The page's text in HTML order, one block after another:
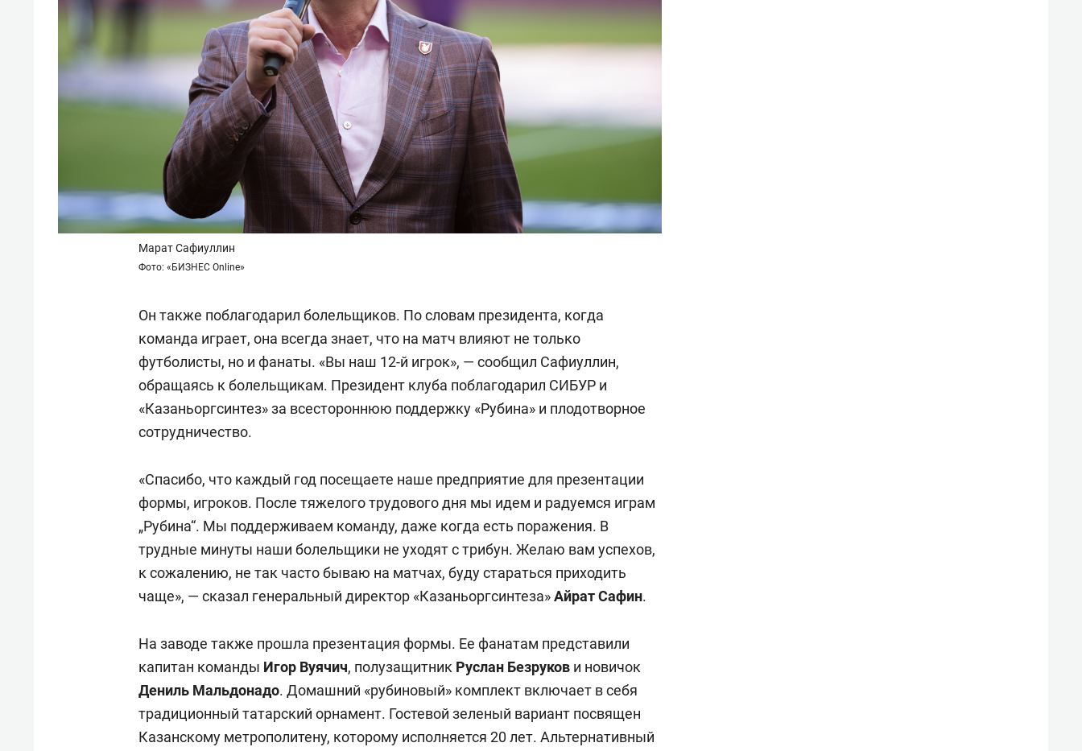
Марат Сафиуллин
Фото: «БИЗНЕС Online»
Он также поблагодарил болельщиков. По словам президента, когда
команда играет, она всегда знает, что на матч влияют не только
футболисты, но и фанаты. «Вы наш 12-й игрок», — сообщил Сафиуллин,
обращаясь к болельщикам. Президент клуба поблагодарил СИБУР и
«Казаньоргсинтез» за всестороннюю поддержку «Рубина» и плодотворное
сотрудничество.
«Спасибо, что каждый год посещаете наше предприятие для презентации
формы, игроков. После тяжелого трудового дня мы идем и радуемся играм
„Рубина“. Мы поддерживаем команду, даже когда есть поражения. В
трудные минуты наши болельщики не уходят с трибун. Желаю вам успехов,
к сожалению, не так часто бываю на матчах, буду стараться приходить
чаще», — сказал генеральный директор «Казаньоргсинтеза»Айрат Сафин.
На заводе также прошла презентация формы. Ее фанатам представили
капитан команды Игор Вуячич, полузащитник Руслан Безруков и новичок
Дениль Мальдонадо. Домашний «рубиновый» комплект включает в себя
традиционный татарский орнамент. Гостевой зеленый вариант посвящен
Казанскому метрополитену, которому исполняется 20 лет. Альтернативный